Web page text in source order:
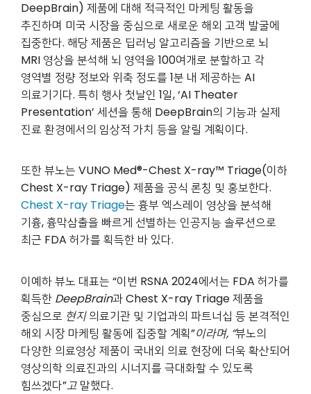
DeepBrain) 제품에 대해 적극적인 마케팅 활동을
추진하며 미국 시장을 중심으로 새로운 해외 고객 발굴에
집중한다. 해당 제품은 딥러닝 알고리즘을 기반으로 뇌
MRI 영상을 분석해 뇌 영역을 100여개로 분할하고 각
영역별 정량 정보와 위축 정도를 1분 내 제공하는 AI
의료기기다. 특히 행사 첫날인 1일, ‘AI Theater
Presentation’ 세션을 통해 DeepBrain의 기능과 실제
진료 환경에서의 임상적 가치 등을 알릴 계획이다.
또한 뷰노는 VUNO Med®-Chest X-ray™ Triage(이하
Chest X-ray Triage) 제품을 공식 론칭 및 홍보한다.
Chest X-ray Triage는 흉부 엑스레이 영상을 분석해
기흉, 흉막삼출을 빠르게 선별하는 인공지능 솔루션으로
최근 FDA 허가를 획득한 바 있다.
이예하 뷰노 대표는 “이번 RSNA 2024에서는 FDA 허가를
획득한 DeepBrain과 Chest X-ray Triage 제품을
중심으로 현지 의료기관 및 기업과의 파트너십 등 본격적인
해외 시장 마케팅 활동에 집중할 계획”이라며, “뷰노의
다양한 의료영상 제품이 국내외 의료 현장에 더욱 확산되어
영상의학 의료진과의 시너지를 극대화할 수 있도록
힘쓰겠다”고 말했다.